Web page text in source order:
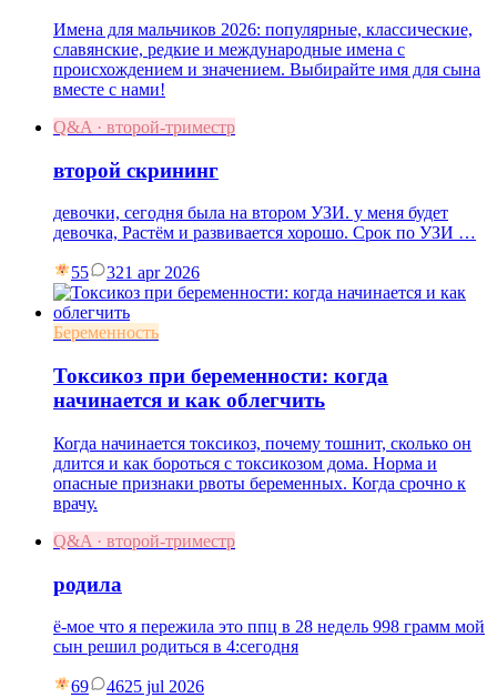
Имена для мальчиков 2026: популярные, классические,
славянские, редкие и международные имена с
происхождением и значением. Выбирайте имя для сына
вместе с нами!
Q&A · второй-триместр
второй скрининг
девочки, сегодня была на втором УЗИ. у меня будет
девочка, Растём и развивается хорошо. Срок по УЗИ …
55 321 apr 2026
Беременность
Токсикоз при беременности: когда
начинается и как облегчить
Когда начинается токсикоз, почему тошнит, сколько он
длится и как бороться с токсикозом дома. Норма и
опасные признаки рвоты беременных. Когда срочно к
врачу.
Q&A · второй-триместр
родила
ё-мое что я пережила это ппц в 28 недель 998 грамм мой
сын решил родиться в 4:сегодня
69 4625 jul 2026